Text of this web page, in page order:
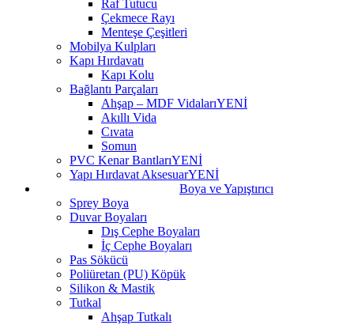
Raf Tutucu
Çekmece Rayı
Menteşe Çeşitleri
Mobilya Kulpları
Kapı Hırdavatı
Kapı Kolu
Bağlantı Parçaları
Ahşap – MDF VidalarıYENİ
Akıllı Vida
Cıvata
Somun
PVC Kenar BantlarıYENİ
Yapı Hırdavat AksesuarYENİ
Boya ve Yapıştırıcı
Sprey Boya
Duvar Boyaları
Dış Cephe Boyaları
İç Cephe Boyaları
Pas Sökücü
Poliüretan (PU) Köpük
Silikon & Mastik
Tutkal
Ahşap Tutkalı